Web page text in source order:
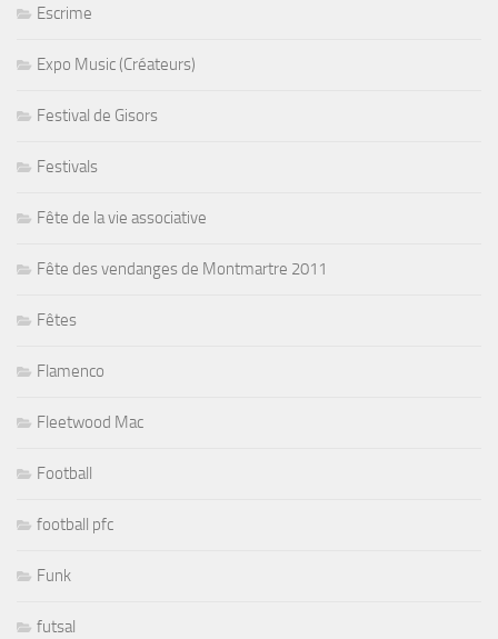
Escrime
Expo Music (Créateurs)
Festival de Gisors
Festivals
Fête de la vie associative
Fête des vendanges de Montmartre 2011
Fêtes
Flamenco
Fleetwood Mac
Football
football pfc
Funk
futsal